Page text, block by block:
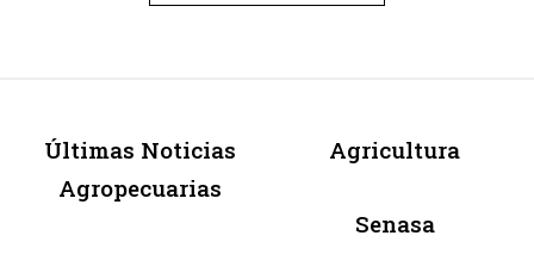
Últimas Noticias
Agropecuarias
Agricultura
Senasa